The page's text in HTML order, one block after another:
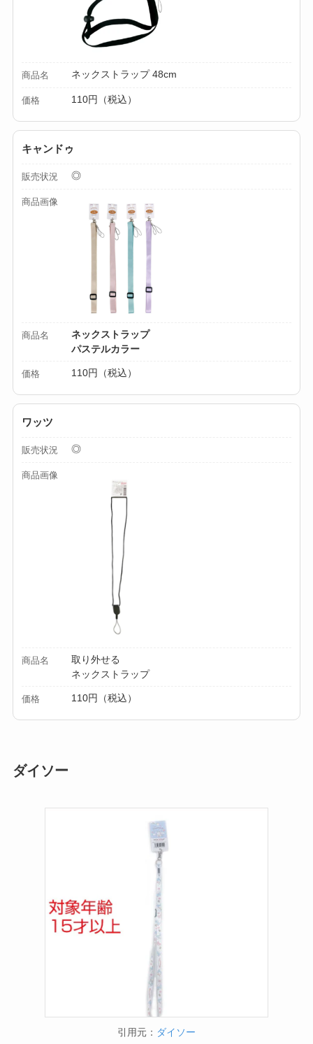
商品名 ネックストラップ 48cm
価格 110円（税込）
キャンドゥ
販売状況 ◎
商品画像
商品名
ネックストラップ
パステルカラー
価格 110円（税込）
ワッツ
販売状況 ◎
商品画像
商品名
取り外せる
ネックストラップ
価格 110円（税込）
ダイソー
引用元： ダイソー